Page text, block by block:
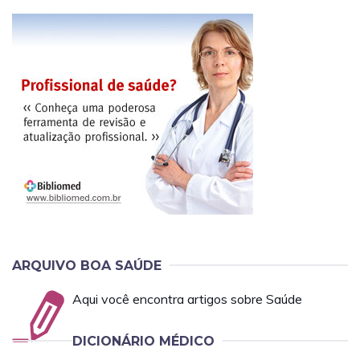
ARQUIVO BOA SAÚDE
Aqui você encontra artigos sobre Saúde
DICIONÁRIO MÉDICO